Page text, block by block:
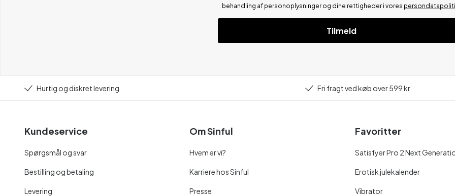
behandling af personoplysninger og dine rettigheder i vores
Tilmeld
Hurtig og diskret levering Fri fragt ved køb over 599 kr
Kundeservice
Spørgsmål og svar
Bestilling og betaling
Levering
Om Sinful
Hvem er vi?
Karriere hos Sinful
Presse
Favoritter
Satisfyer Pro 2 Next
Erotisk julekalender
Vibrator